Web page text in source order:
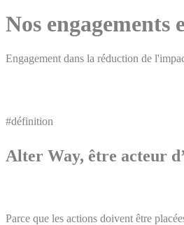
Nos
Engagement dans la réduction de
#définition
Alter Way, être acteur
Parce que les actions doivent être